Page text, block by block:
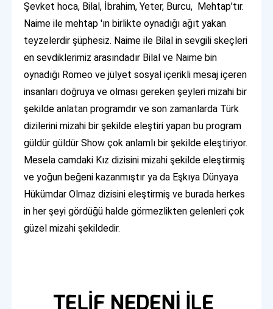
Şevket hoca, Bilal, İbrahim, Yeter, Burcu, Mehtap’tır.
Naime ile mehtap 'ın birlikte oynadığı ağıt yakan
teyzelerdir şüphesiz. Naime ile Bilal in sevgili skeçleri
en sevdiklerimiz arasındadır Bilal ve Naime bin
oynadığı Romeo ve jülyet sosyal içerikli mesaj içeren
insanları doğruya ve olması gereken şeyleri mizahi bir
şekilde anlatan programdır ve son zamanlarda Türk
dizilerini mizahi bir şekilde eleştiri yapan bu program
güldür güldür Show çok anlamlı bir şekilde eleştiriyor.
Mesela camdaki Kız dizisini mizahi şekilde eleştirmiş
ve yoğun beğeni kazanmıştır ya da Eşkıya Dünyaya
Hükümdar Olmaz dizisini eleştirmiş ve burada herkes
in her şeyi gördüğü halde görmezlikten gelenleri çok
güzel mizahi şekildedir.